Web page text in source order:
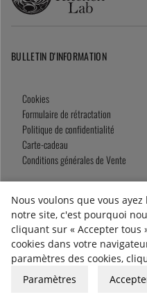
BULLETIN D'INFORMATION
Cookies
Formulaire de rétractation
Politique de confidentialité
Carte-cadeau
Conditions générales de Vente
2026
Nous voulons que vous
notre site, c'est pourquoi
cliquant sur « Accepter tous
cookies dans votre
paramètres des cookies,
Paramètres